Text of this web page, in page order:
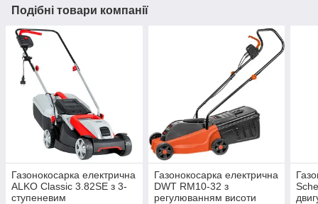
Подібні товари компанії
Газонокосарка електрична
ALKO Classic 3.82SE з 3-
ступеневим
Газонокосарка електрична
DWT RM10-32 з
регулюванням висоти